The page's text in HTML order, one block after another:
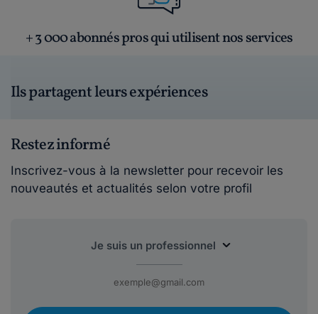
+ 3 000 abonnés pros qui utilisent nos services
Ils partagent leurs expériences
Restez informé
Inscrivez-vous à la newsletter pour recevoir les
nouveautés et actualités selon votre profil